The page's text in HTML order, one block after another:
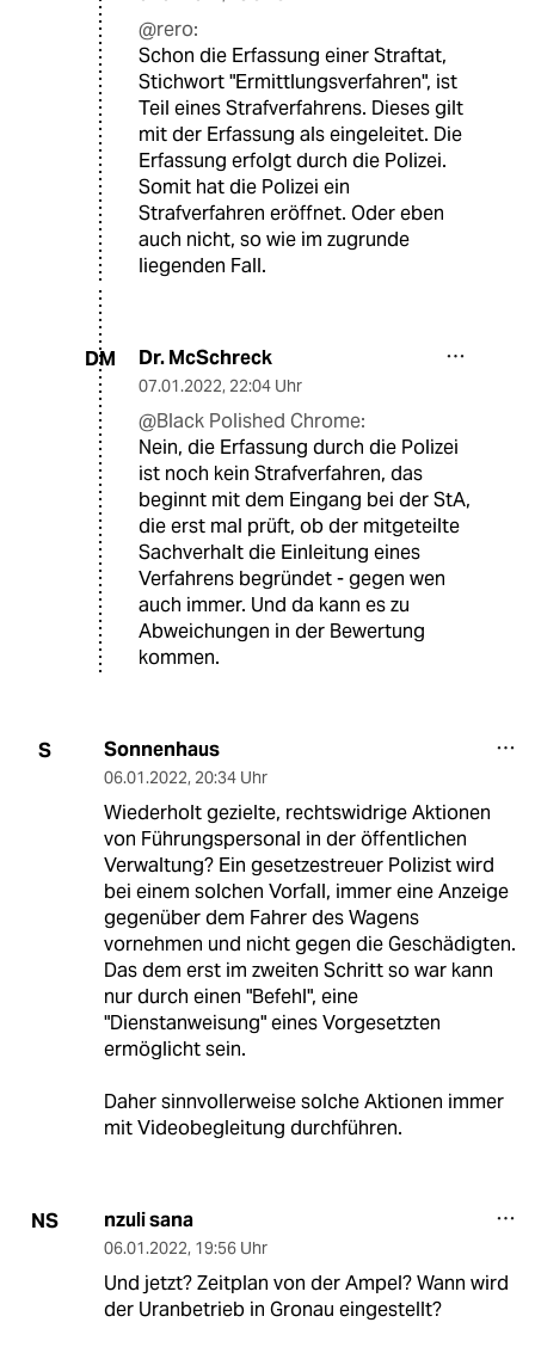
@rero:
Schon die Erfassung einer Straftat,
Stichwort "Ermittlungsverfahren", ist
Teil eines Strafverfahrens. Dieses gilt
mit der Erfassung als eingeleitet. Die
Erfassung erfolgt durch die Polizei.
Somit hat die Polizei ein
Strafverfahren eröffnet. Oder eben
auch nicht, so wie im zugrunde
liegenden Fall.
DM Dr. McSchreck
07.01.2022, 22:04 Uhr
@Black Polished Chrome:
Nein, die Erfassung durch die Polizei
ist noch kein Strafverfahren, das
beginnt mit dem Eingang bei der StA,
die erst mal prüft, ob der mitgeteilte
Sachverhalt die Einleitung eines
Verfahrens begründet - gegen wen
auch immer. Und da kann es zu
Abweichungen in der Bewertung
kommen.
S Sonnenhaus
06.01.2022, 20:34 Uhr
Wiederholt gezielte, rechtswidrige Aktionen
von Führungspersonal in der öffentlichen
Verwaltung? Ein gesetzestreuer Polizist wird
bei einem solchen Vorfall, immer eine Anzeige
gegenüber dem Fahrer des Wagens
vornehmen und nicht gegen die Geschädigten.
Das dem erst im zweiten Schritt so war kann
nur durch einen "Befehl", eine
"Dienstanweisung" eines Vorgesetzten
ermöglicht sein.
Daher sinnvollerweise solche Aktionen immer
mit Videobegleitung durchführen.
NS nzuli sana
06.01.2022, 19:56 Uhr
Und jetzt? Zeitplan von der Ampel? Wann wird
der Uranbetrieb in Gronau eingestellt?